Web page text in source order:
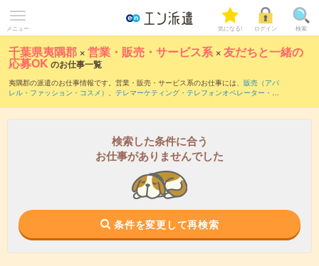
メニュー 気になる! ログイン 検索
千葉県夷隅郡 ×営業・販売・サービス系 ×友だちと一緒の
応募OK のお仕事一覧
夷隅郡の派遣のお仕事情報です。営業・販売・サービス系のお仕事には、 販売（アパ
レル・ファッション・コスメ） 、 テレマーケティング・テレフォンオペレーター・コ
わり条件も取り揃えています。
検索した条件に合う
お仕事がありませんでした
条件を変更して再検索